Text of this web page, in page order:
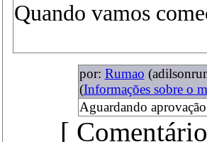
Quando vamos
por: Rumao
(Informações sobre o
Aguardando
[